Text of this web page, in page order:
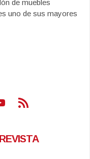
de muebles
uno de sus mayores
Feed RSS